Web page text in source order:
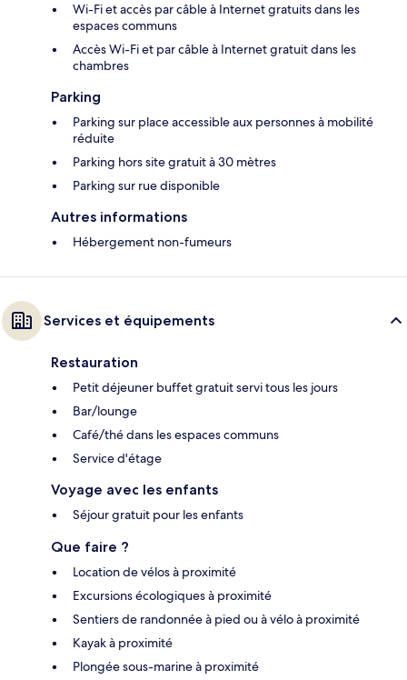
Wi-Fi et accès par câble à Internet gratuits dans les
espaces communs
Accès Wi-Fi et par câble à Internet gratuit dans les
chambres
Parking
Parking sur place accessible aux personnes à mobilité
réduite
Parking hors site gratuit à 30 mètres
Parking sur rue disponible
Autres informations
Hébergement non-fumeurs
Services et équipements
Restauration
Petit déjeuner buffet gratuit servi tous les jours
Bar/lounge
Café/thé dans les espaces communs
Service d'étage
Voyage avec les enfants
Séjour gratuit pour les enfants
Que faire ?
Location de vélos à proximité
Excursions écologiques à proximité
Sentiers de randonnée à pied ou à vélo à proximité
Kayak à proximité
Plongée sous-marine à proximité